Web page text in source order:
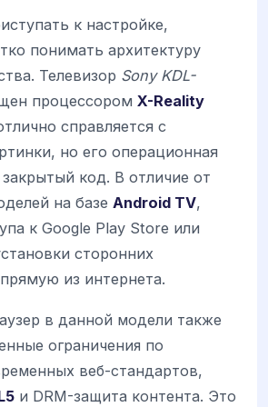
к настройке,
понимать архитектуру
Телевизор Sony KDL-
процессором X-Reality
справляется с
но его операционная
код. В отличие от
на базе Android TV,
к Google Play Store или
сторонних
из интернета.
в данной модели также
ограничения по
веб-стандартов,
и DRM-защита контента. Это